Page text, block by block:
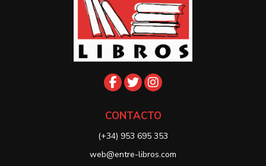
CONTACTO
(+34) 953 695 353
web@entre-libros.com